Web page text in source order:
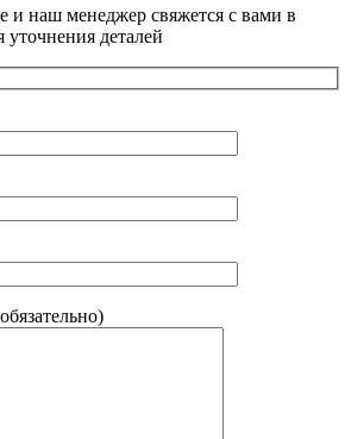
и наш менеджер свяжется с вами в
деталей